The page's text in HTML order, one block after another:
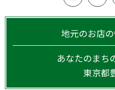
地元のお店の
あなたのまち
東京都